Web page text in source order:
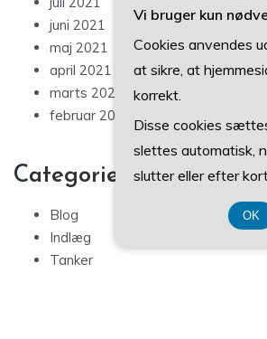
juni 2021
maj 2021
april 2021
marts 2021
februar 2021
Categories
Blog
Indlæg
Tanker
Vi bruger kun
Cookies anvendes
at sikre, at
korrekt.
Disse cookies
slettes automatisk,
slutter eller efter
OK